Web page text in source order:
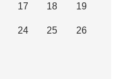
17 18 19
24 25 26